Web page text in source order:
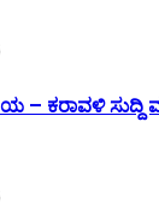
– ಕರಾವಳಿ